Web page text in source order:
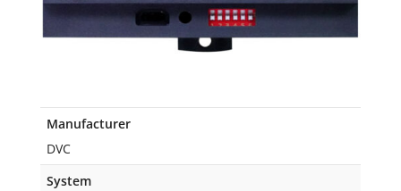
Manufacturer
DVC
System